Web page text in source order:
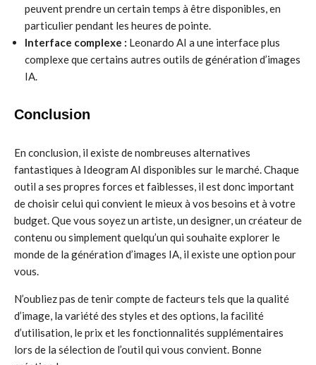
peuvent prendre un certain temps à être disponibles, en
particulier pendant les heures de pointe.
Interface complexe : Leonardo AI a une interface plus
complexe que certains autres outils de génération d’images
IA.
Conclusion
En conclusion, il existe de nombreuses alternatives
fantastiques à Ideogram AI disponibles sur le marché. Chaque
outil a ses propres forces et faiblesses, il est donc important
de choisir celui qui convient le mieux à vos besoins et à votre
budget. Que vous soyez un artiste, un designer, un créateur de
contenu ou simplement quelqu’un qui souhaite explorer le
monde de la génération d’images IA, il existe une option pour
vous.
N’oubliez pas de tenir compte de facteurs tels que la qualité
d’image, la variété des styles et des options, la facilité
d’utilisation, le prix et les fonctionnalités supplémentaires
lors de la sélection de l’outil qui vous convient. Bonne